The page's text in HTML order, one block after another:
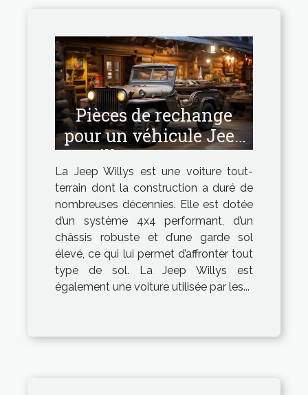
Pièces de rechange
pour un véhicule Jeep
Willys : Comment
avoir les pièces de
bonne qualité ?
La Jeep Willys est une voiture tout-
terrain dont la construction a duré de
nombreuses décennies. Elle est dotée
d’un système 4x4 performant, d’un
châssis robuste et d’une garde sol
élevé, ce qui lui permet d’affronter tout
type de sol. La Jeep Willys est
également une voiture utilisée par les...